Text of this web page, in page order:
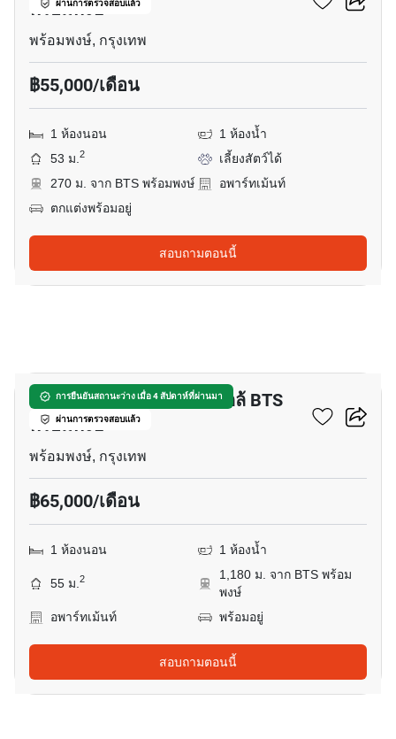
ผ่านการตรวจสอบแล้ว
พร้อมพงษ์
พร้อมพงษ์, กรุงเทพ
฿55,000/เดือน
1 ห้องนอน
1 ห้องน้ำ
53 ม.2
เลี้ยงสัตว์ได้
270 ม. จาก BTS พร้อมพงษ์
อพาร์ทเม้นท์
ตกแต่งพร้อมอยู่
สอบถามตอนนี้
การยืนยันสถานะว่าง เมื่อ 4 สัปดาห์ที่ผ่านมา
ผ่านการตรวจสอบแล้ว
อพาร์ทเมนต์ 1-ห้องนอน ใกล้ BTS
พร้อมพงษ์
พร้อมพงษ์, กรุงเทพ
฿65,000/เดือน
1 ห้องนอน 1 ห้องน้ำ
55 ม.2
1,180 ม. จาก BTS พร้อม
พงษ์
อพาร์ทเม้นท์
พร้อมอยู่
สอบถามตอนนี้